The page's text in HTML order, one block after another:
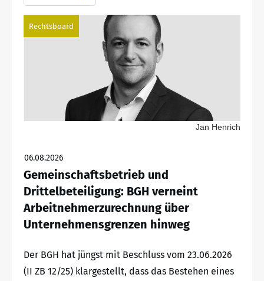
Rechtsboard
Jan Henrich
06.08.2026
Gemeinschaftsbetrieb und
Drittelbeteiligung: BGH verneint
Arbeitnehmerzurechnung über
Unternehmensgrenzen hinweg
Der BGH hat jüngst mit Beschluss vom 23.06.2026
(II ZB 12/25) klargestellt, dass das Bestehen eines